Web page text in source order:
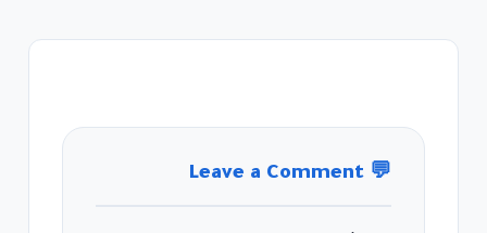
💬
Leave a Comment